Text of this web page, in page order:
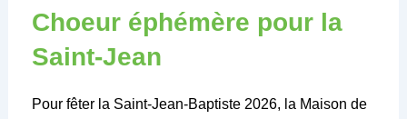
Choeur éphémère pour la
Saint-Jean
Pour fêter la Saint-Jean-Baptiste 2026, la Maison de